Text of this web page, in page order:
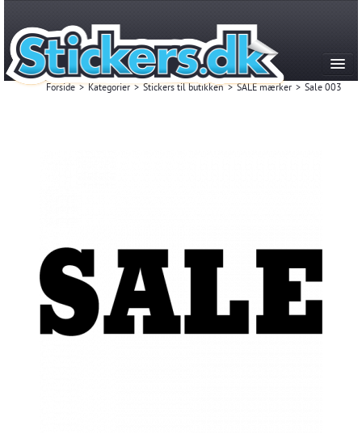
Kontakt
Mest Solgte
Forside > Kategorier > Stickers til butikken > SALE mærker > Sale 003